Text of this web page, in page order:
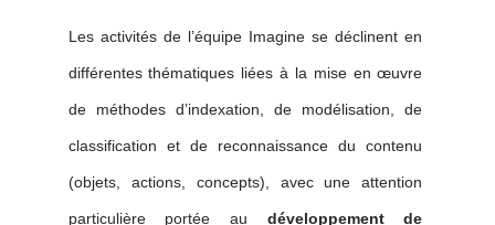
Les activités de l’équipe Imagine se déclinent en
différentes thématiques liées à la mise en œuvre
de méthodes d’indexation, de modélisation, de
classification et de reconnaissance du contenu
(objets, actions, concepts), avec une attention
particulière portée au développement de